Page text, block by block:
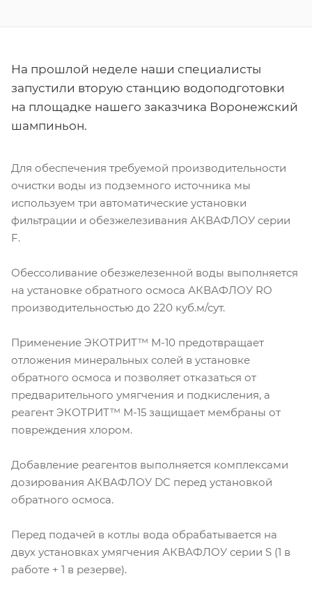
На прошлой неделе наши специалисты
запустили вторую станцию водоподготовки
на площадке нашего заказчика Воронежский
шампиньон.
Для обеспечения требуемой производительности
очистки воды из подземного источника мы
используем три автоматические установки
фильтрации и обезжелезивания АКВАФЛОУ серии
F.
Обессоливание обезжелезенной воды выполняется
на установке обратного осмоса АКВАФЛОУ RO
производительностью до 220 куб.м/сут.
Применение ЭКОТРИТ™ М-10 предотвращает
отложения минеральных солей в установке
обратного осмоса и позволяет отказаться от
предварительного умягчения и подкисления, а
реагент ЭКОТРИТ™ М-15 защищает мембраны от
повреждения хлором.
Добавление реагентов выполняется комплексами
дозирования АКВАФЛОУ DC перед установкой
обратного осмоса.
Перед подачей в котлы вода обрабатывается на
двух установках умягчения АКВАФЛОУ серии S (1 в
работе + 1 в резерве).